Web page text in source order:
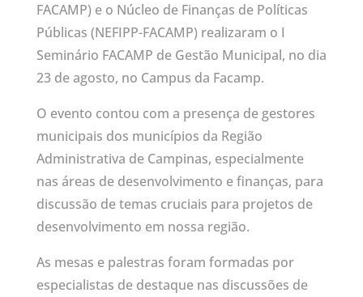
FACAMP) e o Núcleo de Finanças de Políticas
Públicas (NEFIPP-FACAMP) realizaram o I
Seminário FACAMP de Gestão Municipal, no dia
23 de agosto, no Campus da Facamp.
O evento contou com a presença de gestores
municipais dos municípios da Região
Administrativa de Campinas, especialmente
nas áreas de desenvolvimento e finanças, para
discussão de temas cruciais para projetos de
desenvolvimento em nossa região.
As mesas e palestras foram formadas por
especialistas de destaque nas discussões de